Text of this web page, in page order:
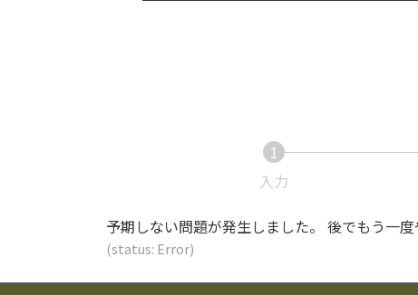
1
入力
予期しない問題が発生しました。 後でもう一
(status: Error)